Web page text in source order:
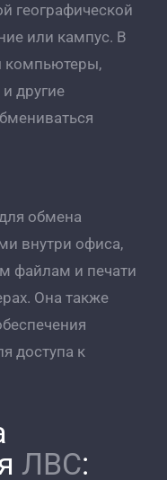
географической
или кампус. В
компьютеры,
другие
обмена
внутри офиса,
файлам и печати
Она также
доступа к
ЛВС: